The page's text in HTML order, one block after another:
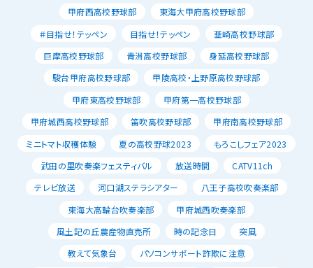
甲府西高校野球部
東海大甲府高校野球部
＃目指せ！テッペン
目指せ！テッペン
韮崎高校野球部
巨摩高校野球部
青洲高校野球部
身延高校野球部
駿台甲府高校野球部
甲陵高校・上野原高校野球部
甲府東高校野球部
甲府第一高校野球部
甲府城西高校野球部
笛吹高校野球部
甲府南高校野球部
ミニトマト収穫体験
夏の高校野球2023
もろこしフェア2023
武田の里吹奏楽フェスティバル
放送時間
CATV11ch
テレビ放送
河口湖ステラシアター
八王子高校吹奏楽部
東海大高輪台吹奏楽部
甲府城西吹奏楽部
風土記の丘農産物直売所
時の記念日
突風
教えて気象台
パソコンサポート詐欺に注意